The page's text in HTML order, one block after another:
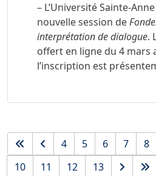
– L’Université Sainte-
nouvelle session de
interprétation de dialogue.
offert en ligne du 4 mars
l’inscription est
4 5 6 7 8
10
11 12 13